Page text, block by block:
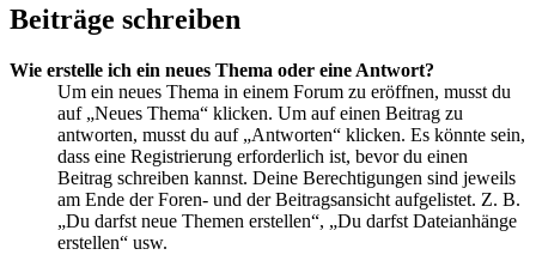
Beiträge schreiben
Wie erstelle ich ein neues Thema oder eine Antwort?
Um ein neues Thema in einem Forum zu eröffnen, musst du
auf „Neues Thema“ klicken. Um auf einen Beitrag zu
antworten, musst du auf „Antworten“ klicken. Es könnte sein,
dass eine Registrierung erforderlich ist, bevor du einen
Beitrag schreiben kannst. Deine Berechtigungen sind jeweils
am Ende der Foren- und der Beitragsansicht aufgelistet. Z. B.
„Du darfst neue Themen erstellen“, „Du darfst Dateianhänge
erstellen“ usw.